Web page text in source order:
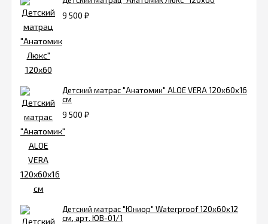
9 500 ₽
Детский матрас "Анатомик" ALOE VERA 120х60х16
см
9 500 ₽
Детский матрас "Юниор" Waterproof 120х60х12
см, арт. ЮВ-01/1